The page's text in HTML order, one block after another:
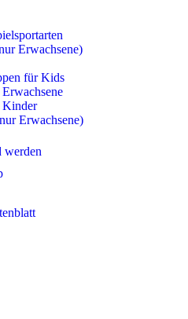
Erwachsene)
für Kids
Kinder
Erwachsene)
werden